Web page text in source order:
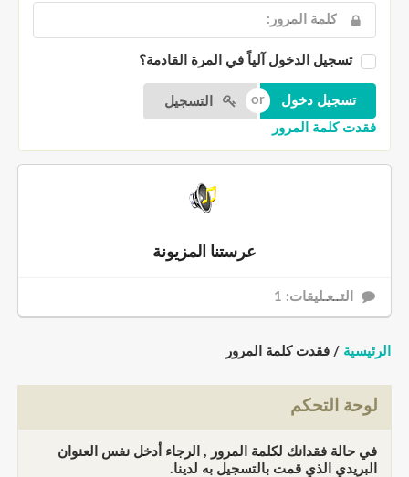
تسجيل الدخول آلياً في المرة القادمة؟
التسجيل
فقدت كلمة المرور
عرستنا المزيونة
التــعـليقات: 1
الرئيسية / فقدت كلمة المرور
لوحة التحكم
في حالة فقدانك لكلمة المرور , الرجاء أدخل نفس العنوان
البريدي الذي قمت بالتسجيل به لدينا.